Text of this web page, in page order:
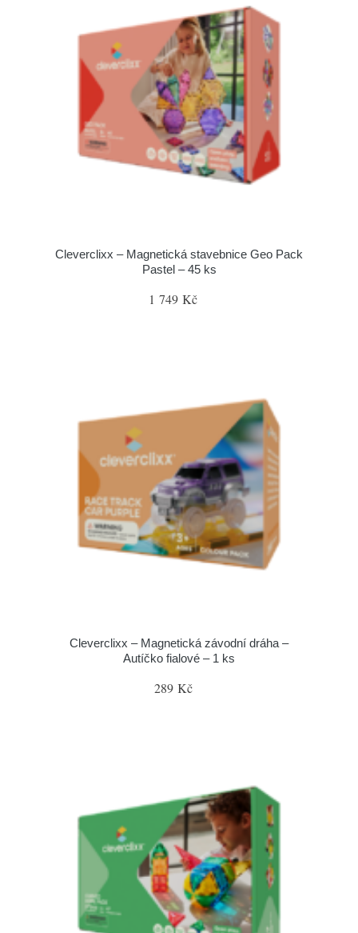
Cleverclixx – Magnetická stavebnice Geo Pack
Pastel – 45 ks
1 749 Kč
Cleverclixx – Magnetická závodní dráha –
Autíčko fialové – 1 ks
289 Kč